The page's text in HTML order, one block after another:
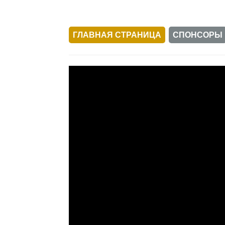
ГЛАВНАЯ СТРАНИЦА СПОНСОРЫ